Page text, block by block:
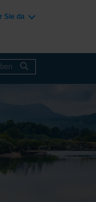
Sie da